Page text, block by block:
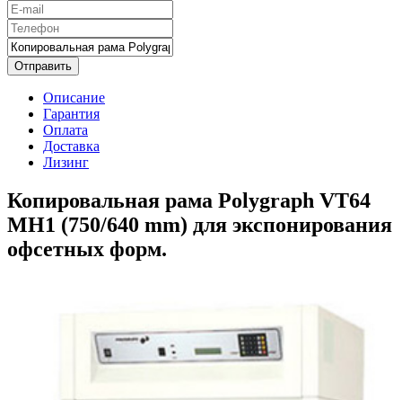
Отправить
Описание
Гарантия
Оплата
Доставка
Лизинг
Копировальная рама Polygraph VT64
MH1 (750/640 mm) для экспонирования
офсетных форм.